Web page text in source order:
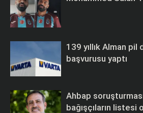
139 yıllık Alman
başvurusu yaptı
Ahbap
bağışçıların listesi